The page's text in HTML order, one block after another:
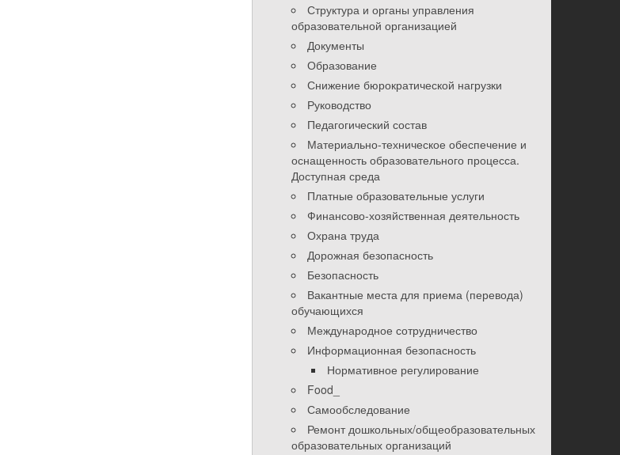
Структура и органы управления
образовательной организацией
Документы
Образование
Снижение бюрократической нагрузки
Руководство
Педагогический состав
Материально-техническое обеспечение и
оснащенность образовательного процесса.
Доступная среда
Платные образовательные услуги
Финансово-хозяйственная деятельность
Охрана труда
Дорожная безопасность
Безопасность
Вакантные места для приема (перевода)
обучающихся
Международное сотрудничество
Информационная безопасность
Нормативное регулирование
Food_
Самообследование
Ремонт дошкольных/общеобразовательных
образовательных организаций